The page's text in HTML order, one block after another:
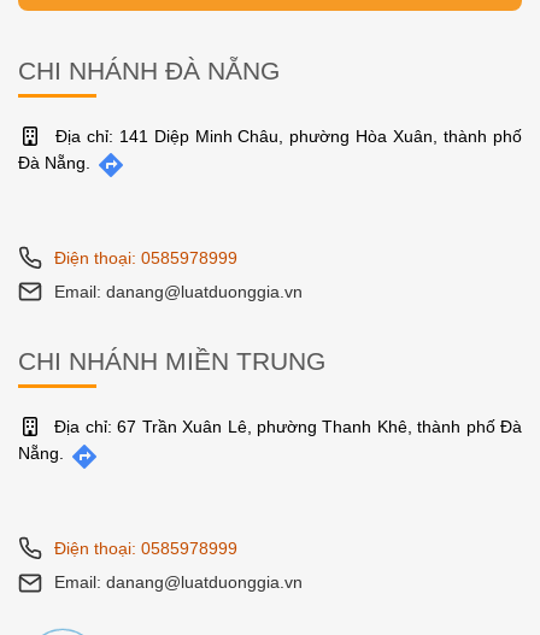
CHI NHÁNH ĐÀ NẴNG
Địa chỉ: 141 Diệp Minh Châu, phường Hòa Xuân, thành phố
Đà Nẵng.
Điện thoại: 0585978999
Email: danang@luatduonggia.vn
CHI NHÁNH MIỀN TRUNG
Địa chỉ: 67 Trần Xuân Lê, phường Thanh Khê, thành phố Đà
Nẵng.
Điện thoại: 0585978999
Email: danang@luatduonggia.vn